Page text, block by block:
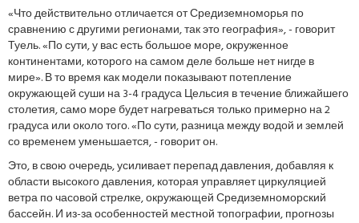
«Что действительно отличается от Средиземноморья по
сравнению с другими регионами, так это география», - говорит
Туель. «По сути, у вас есть большое море, окруженное
континентами, которого на самом деле больше нет нигде в
мире». В то время как модели показывают потепление
окружающей суши на 3-4 градуса Цельсия в течение ближайшего
столетия, само море будет нагреваться только примерно на 2
градуса или около того. «По сути, разница между водой и землей
со временем уменьшается, - говорит он.
Это, в свою очередь, усиливает перепад давления, добавляя к
области высокого давления, которая управляет циркуляцией
ветра по часовой стрелке, окружающей Средиземноморский
бассейн. И из-за особенностей местной топографии, прогнозы